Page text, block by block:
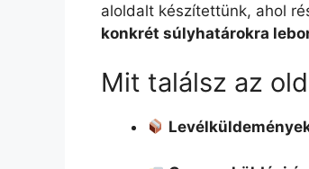
aloldalt készítettünk, ahol
konkrét súlyhatárokra
Mit találsz az